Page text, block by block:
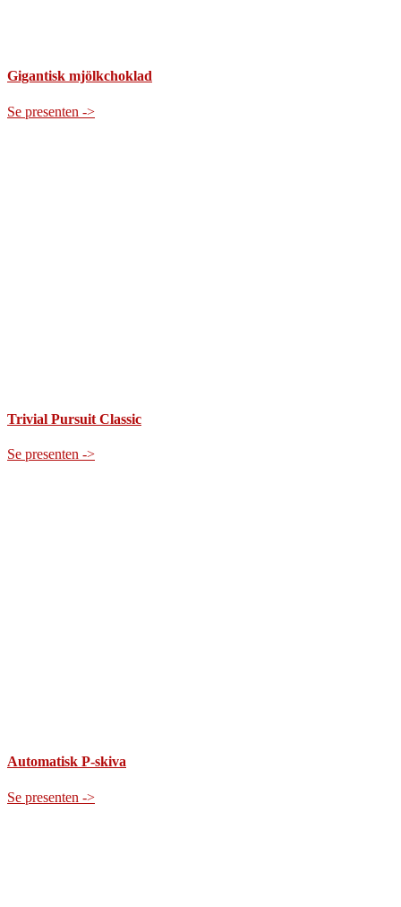
Gigantisk mjölkchoklad
Se presenten ->
Trivial Pursuit Classic
Se presenten ->
Automatisk P-skiva
Se presenten ->